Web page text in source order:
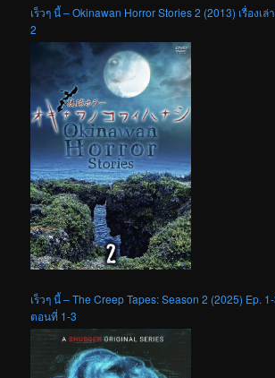
เร็วๆ นี้ – Okinawan Horror Stories 2 (2013) เรื่องเ
2
เร็วๆ นี้ – The Creep Tapes: Season 2 (2025) Ep.
ตอนที่ 1-3